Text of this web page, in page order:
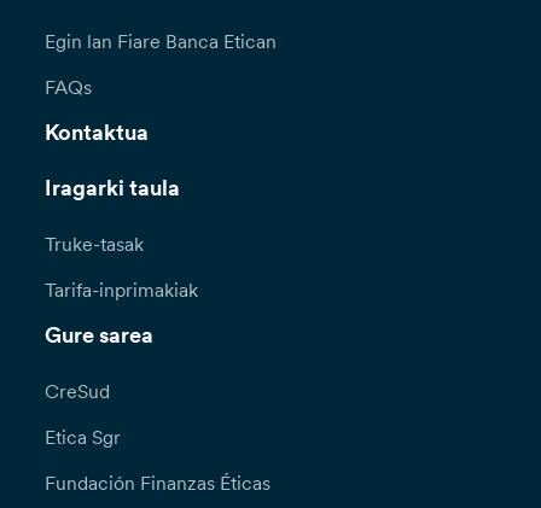
Egin lan Fiare Banca Etican
FAQs
Kontaktua
Iragarki taula
Truke-tasak
Tarifa-inprimakiak
Gure sarea
CreSud
Etica Sgr
Fundación Finanzas Éticas